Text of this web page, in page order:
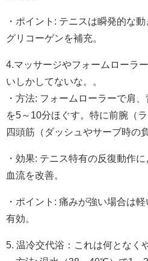
・ポイント: テニスは瞬発的な
グリコーゲンを補充。
4.マッサージやフォームローラ
いしかしてないな。。
・方法: フォームローラーで肩
を5～10分ほぐす。特に前腕（
四頭筋（ダッシュやサーブ時の
・効果: テニス特有の反復動作
血流を改善。
・ポイント: 痛みが強い場合は
有効。
5. 温冷交代浴：これは何となく